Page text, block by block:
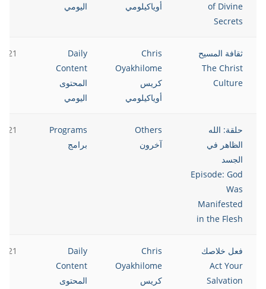
of Divine
Secrets
أوياكيلومي
اليومي
ثقافة المسيح
The Christ
Culture
Chris
Oyakhilome
كريس
أوياكيلومي
Daily
Content
المحتوى
اليومي
حلقة: الله
الظاهر في
الجسد
Episode: God
Was
Manifested
in the Flesh
Others
آخرون
Programs
برامج
فعل خلاصك
Act Your
Salvation
Chris
Oyakhilome
كريس
Daily
Content
المحتوى